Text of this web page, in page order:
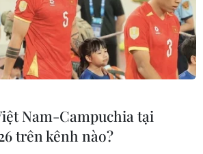
Quốc: Bắc Kinh sẽ là
nhất”
cho rằng Bắc Kinh sẽ trở thành
căng thẳng Biển Đông nếu như
981 không được giải quyết.
Nam-Campuchia tại
trên kênh nào?